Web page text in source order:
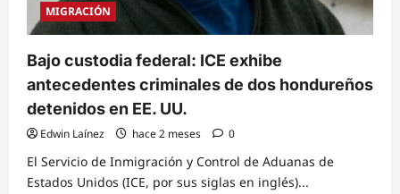
MIGRACIÓN
Bajo custodia federal: ICE exhibe
antecedentes criminales de dos hondureños
detenidos en EE. UU.
Edwin Laínez hace 2 meses 0
El Servicio de Inmigración y Control de Aduanas de
Estados Unidos (ICE, por sus siglas en inglés)...